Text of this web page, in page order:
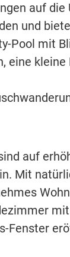
auf
und
Pool mit
eine kleine
auf
Mit
Fenster